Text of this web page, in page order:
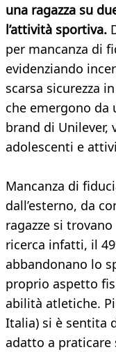
una ragazza su
l’attività sportiva.
per mancanza di
evidenziando
scarsa sicurezza
che emergono da
brand di
adolescenti e
Mancanza di
dall’esterno, da
ragazze si
ricerca infatti, il
abbandonano lo
proprio aspetto
abilità atletiche.
Italia) si è sentita
adatto a praticare